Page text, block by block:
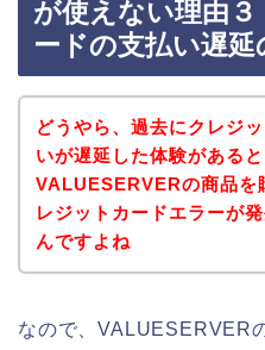
が使えない理由
ードの支払い遅延
どうやら、過去にクレジ
いが遅延した体験があると
VALUESERVERの商品を
レジットカードエラーが
んですよね
なので、VALUESERVER